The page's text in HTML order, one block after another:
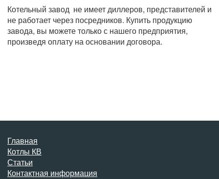
Котельный завод не имеет диллеров, представителей и
не работает через посредников. Купить продукцию
завода, вы можете только с нашего предприятия,
произведя оплату на основании договора.
Главная
Котлы КВ
Статьи
Контактная информация